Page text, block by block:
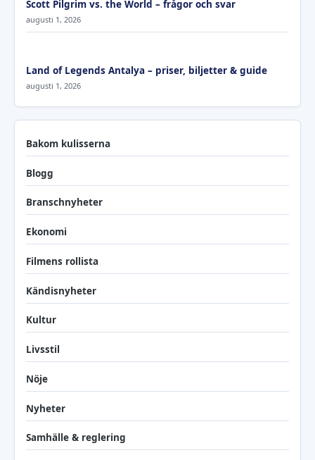
Scott Pilgrim vs. the World – frågor och svar
augusti 1, 2026
Land of Legends Antalya – priser, biljetter & guide
augusti 1, 2026
Bakom kulisserna
Blogg
Branschnyheter
Ekonomi
Filmens rollista
Kändisnyheter
Kultur
Livsstil
Nöje
Nyheter
Samhälle & reglering